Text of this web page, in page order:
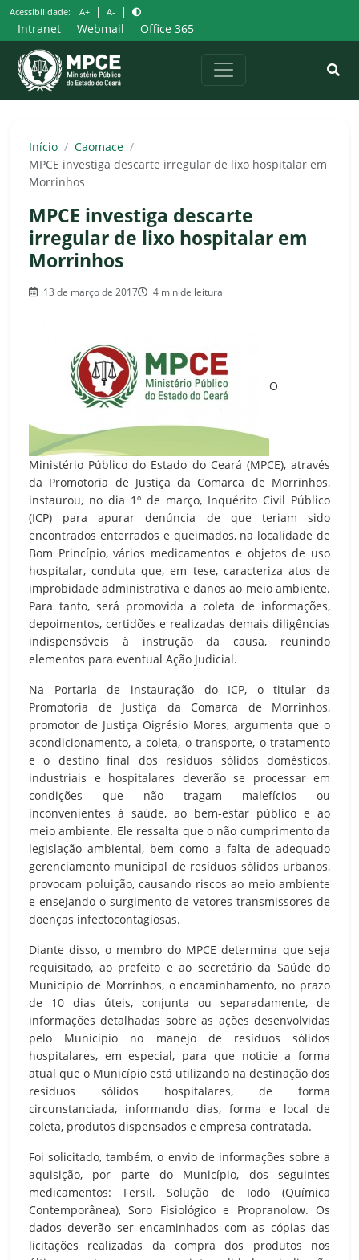
Pular
para
o
conteúdo
Acessibilidade: A+ | A- |
Intranet Webmail Office 365
Início / Caomace /
MPCE investiga descarte irregular de lixo hospitalar em
Morrinhos
MPCE investiga descarte
irregular de lixo hospitalar em
Morrinhos
13 de março de 2017 4 min de leitura
O
Ministério Público do Estado do Ceará (MPCE), através
da Promotoria de Justiça da Comarca de Morrinhos,
instaurou, no dia 1º de março, Inquérito Civil Público
(ICP) para apurar denúncia de que teriam sido
encontrados enterrados e queimados, na localidade de
Bom Princípio, vários medicamentos e objetos de uso
hospitalar, conduta que, em tese, caracteriza atos de
improbidade administrativa e danos ao meio ambiente.
Para tanto, será promovida a coleta de informações,
depoimentos, certidões e realizadas demais diligências
indispensáveis à instrução da causa, reunindo
elementos para eventual Ação Judicial.
Na Portaria de instauração do ICP, o titular da
Promotoria de Justiça da Comarca de Morrinhos,
promotor de Justiça Oigrésio Mores, argumenta que o
acondicionamento, a coleta, o transporte, o tratamento
e o destino final dos resíduos sólidos domésticos,
industriais e hospitalares deverão se processar em
condições que não tragam malefícios ou
inconvenientes à saúde, ao bem-estar público e ao
meio ambiente. Ele ressalta que o não cumprimento da
legislação ambiental, bem como a falta de adequado
gerenciamento municipal de resíduos sólidos urbanos,
provocam poluição, causando riscos ao meio ambiente
e ensejando o surgimento de vetores transmissores de
doenças infectocontagiosas.
Diante disso, o membro do MPCE determina que seja
requisitado, ao prefeito e ao secretário da Saúde do
Município de Morrinhos, o encaminhamento, no prazo
de 10 dias úteis, conjunta ou separadamente, de
informações detalhadas sobre as ações desenvolvidas
pelo Município no manejo de resíduos sólidos
hospitalares, em especial, para que noticie a forma
atual que o Município está utilizando na destinação dos
resíduos sólidos hospitalares, de forma
circunstanciada, informando dias, forma e local de
coleta, produtos dispensados e empresa contratada.
Foi solicitado, também, o envio de informações sobre a
aquisição, por parte do Município, dos seguintes
medicamentos: Fersil, Solução de Iodo (Química
Contemporânea), Soro Fisiológico e Propranolow. Os
dados deverão ser encaminhados com as cópias das
licitações realizadas da compra dos produtos nos